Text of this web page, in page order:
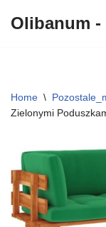
Olibanum
Home \
Zielonymi